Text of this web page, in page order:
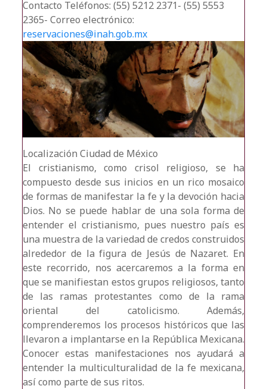
Contacto Teléfonos: (55) 5212 2371- (55) 5553
2365- Correo electrónico:
reservaciones@inah.gob.mx
Localización Ciudad de México
El cristianismo, como crisol religioso, se ha
compuesto desde sus inicios en un rico mosaico
de formas de manifestar la fe y la devoción hacia
Dios. No se puede hablar de una sola forma de
entender el cristianismo, pues nuestro país es
una muestra de la variedad de credos construidos
alrededor de la figura de Jesús de Nazaret. En
este recorrido, nos acercaremos a la forma en
que se manifiestan estos grupos religiosos, tanto
de las ramas protestantes como de la rama
oriental del catolicismo. Además,
comprenderemos los procesos históricos que las
llevaron a implantarse en la República Mexicana.
Conocer estas manifestaciones nos ayudará a
entender la multiculturalidad de la fe mexicana,
así como parte de sus ritos.